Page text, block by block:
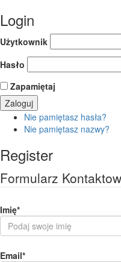
Login
Użytkownik
Hasło
Zapamiętaj
Nie pamiętasz hasła?
Nie pamiętasz nazwy?
Register
Formularz
Imię*
Email*